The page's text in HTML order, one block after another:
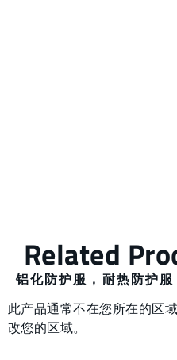
铝化防护服 ， 耐热防护服
此产品通常不在您所在的区
改您的区域。